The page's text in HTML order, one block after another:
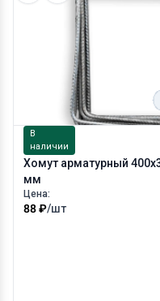
В
наличии
Хомут арматурный
мм
Цена:
88 ₽/шт